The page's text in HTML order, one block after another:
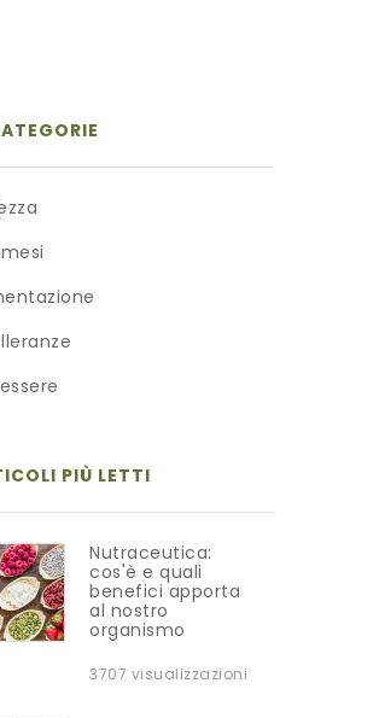
PIÙ LETTI
Nutraceutica:
cos'è e quali
benefici apporta
al nostro
organismo
3707 visualizzazioni